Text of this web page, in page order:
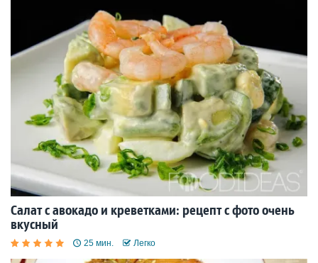
Салат с авокадо и креветками: рецепт с фото очень
вкусный
25 мин. Легко